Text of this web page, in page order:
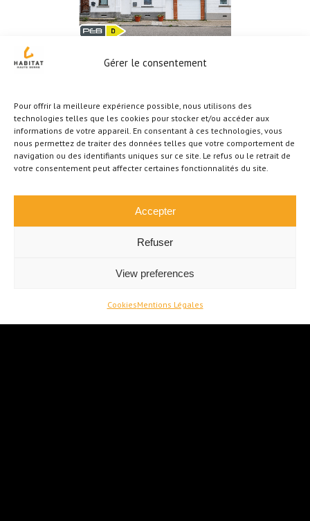
Gérer le consentement
Pour offrir la meilleure expérience possible, nous utilisons des
technologies telles que les cookies pour stocker et/ou accéder aux
informations de votre appareil. En consentant à ces technologies, vous
nous permettez de traiter des données telles que votre comportement de
navigation ou des identifiants uniques sur ce site. Le refus ou le retrait de
votre consentement peut affecter certaines fonctionnalités du site.
Accepter
Refuser
View preferences
CookiesMentions Légales
OPTION OPTION !!
et jardin
Ecaussinnes
€ 269.000